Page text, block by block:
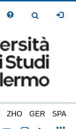
Toggle
ZHO GER SPA